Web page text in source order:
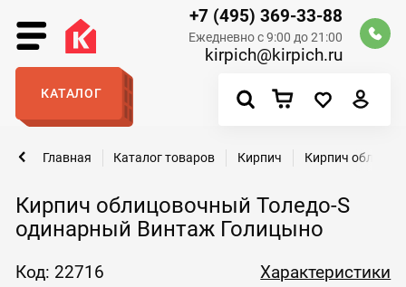
+7 (495) 369-33-88
Ежедневно с 9:00 до 21:00
kirpich@kirpich.ru
КАТАЛОГ
Кирпич облицовочный Толедо-S
одинарный Винтаж Голицыно
Главная Каталог товаров Кирпич Кирпич
Код: 22716 Характеристики